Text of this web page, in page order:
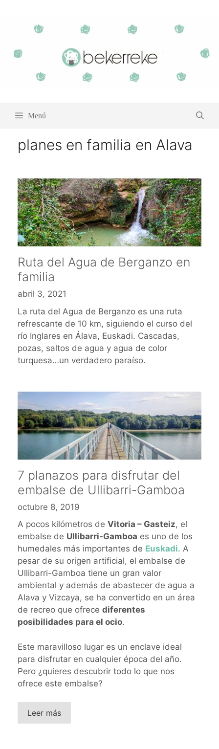
contenido
Menú
planes en familia en Alava
Ruta del Agua de Berganzo en
familia
abril 3, 2021
La ruta del Agua de Berganzo es una ruta
refrescante de 10 km, siguiendo el curso del
río Inglares en Álava, Euskadi. Cascadas,
pozas, saltos de agua y agua de color
turquesa…un verdadero paraíso.
7 planazos para disfrutar del
embalse de Ullibarri-Gamboa
octubre 8, 2019
A pocos kilómetros de Vitoria – Gasteiz, el
embalse de Ullibarri-Gamboa es uno de los
humedales más importantes de Euskadi. A
pesar de su origen artificial, el embalse de
Ullibarri-Gamboa tiene un gran valor
ambiental y además de abastecer de agua a
Alava y Vizcaya, se ha convertido en un área
de recreo que ofrece diferentes
posibilidades para el ocio.
Este maravilloso lugar es un enclave ideal
para disfrutar en cualquier época del año.
Pero ¿quieres descubrir todo lo que nos
ofrece este embalse?
Leer más